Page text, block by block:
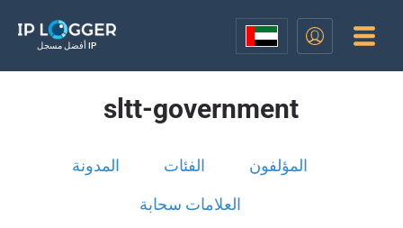
أفضل مسجل IP
sltt-government
المدونة الفئات المؤلفون
العلامات سحابة